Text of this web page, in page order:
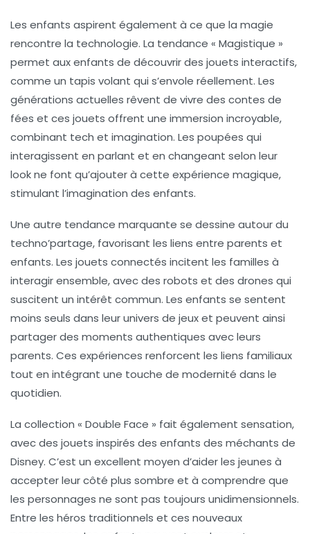
Les enfants aspirent également à ce que la magie
rencontre la technologie. La tendance « Magistique »
permet aux enfants de découvrir des jouets interactifs,
comme un tapis volant qui s’envole réellement. Les
générations actuelles rêvent de vivre des contes de
fées et ces jouets offrent une immersion incroyable,
combinant tech et imagination. Les poupées qui
interagissent en parlant et en changeant selon leur
look ne font qu’ajouter à cette expérience magique,
stimulant l’imagination des enfants.
Une autre tendance marquante se dessine autour du
techno’partage, favorisant les liens entre parents et
enfants. Les jouets connectés incitent les familles à
interagir ensemble, avec des robots et des drones qui
suscitent un intérêt commun. Les enfants se sentent
moins seuls dans leur univers de jeux et peuvent ainsi
partager des moments authentiques avec leurs
parents. Ces expériences renforcent les liens familiaux
tout en intégrant une touche de modernité dans le
quotidien.
La collection « Double Face » fait également sensation,
avec des jouets inspirés des enfants des méchants de
Disney. C’est un excellent moyen d’aider les jeunes à
accepter leur côté plus sombre et à comprendre que
les personnages ne sont pas toujours unidimensionnels.
Entre les héros traditionnels et ces nouveaux